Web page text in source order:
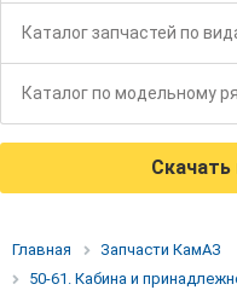
Каталог запчастей по
Каталог по модельному
Скачать
Главная
Запчасти КамАЗ
50-61. Кабина и